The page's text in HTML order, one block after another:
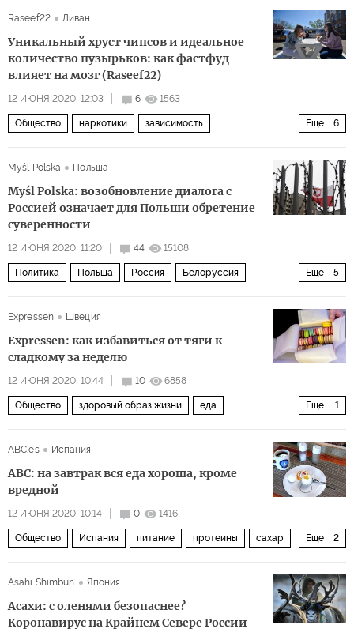
Raseef22
Ливан
Уникальный хруст чипсов и идеальное
количество пузырьков: как фастфуд
влияет на мозг (Raseef22)
12 ИЮНЯ 2020, 12:03 6 1563
Еще 6
Общество наркотики зависимость
Myśl Polska Польша
Myśl Polska: возобновление диалога с
Россией означает для Польши обретение
суверенности
12 ИЮНЯ 2020, 11:20 44 15108
Еще 5
Политика Польша Россия Белоруссия
Expressen Швеция
Expressen: как избавиться от тяги к
сладкому за неделю
12 ИЮНЯ 2020, 10:44 10 6858
Еще 1
Общество здоровый образ жизни еда
ABC.es
Испания
ABC: на завтрак вся еда хороша, кроме
вредной
12 ИЮНЯ 2020, 10:14 0 1416
Еще 2
Общество Испания питание протеины сахар
Asahi Shimbun
Япония
Асахи: с оленями безопаснее?
Коронавирус на Крайнем Севере России